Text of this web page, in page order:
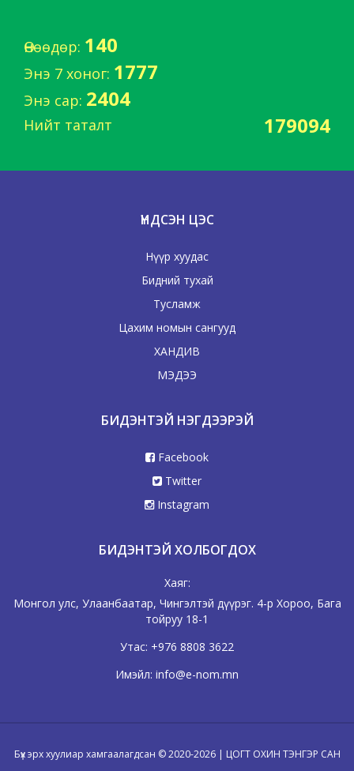
Өнөөдөр: 140
Энэ 7 хоног: 1777
Энэ сар: 2404
Нийт таталт 179094
ҮНДСЭН ЦЭС
Нүүр хуудас
Бидний тухай
Тусламж
Цахим номын сангууд
ХАНДИВ
МЭДЭЭ
БИДЭНТЭЙ НЭГДЭЭРЭЙ
Facebook
Twitter
Instagram
БИДЭНТЭЙ ХОЛБОГДОХ
Хаяг:
Монгол улс, Улаанбаатар, Чингэлтэй дүүрэг. 4-р Хороо, Бага
тойруу 18-1
Утас: +976 8808 3622
Имэйл: info@e-nom.mn
Бүх эрх хуулиар хамгаалагдсан © 2020-2026 | ЦОГТ ОХИН ТЭНГЭР САН